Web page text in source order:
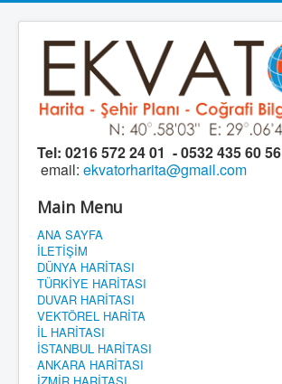
Tel: 0216 572 24 01 - 0532 435 60 56
email: ekvatorharita@gmail.com
Main Menu
ANA SAYFA
İLETİŞİM
DÜNYA HARİTASI
TÜRKİYE HARİTASI
DUVAR HARİTASI
VEKTÖREL HARİTA
İL HARİTASI
İSTANBUL HARİTASI
ANKARA HARİTASI
İZMİR HARİTASI